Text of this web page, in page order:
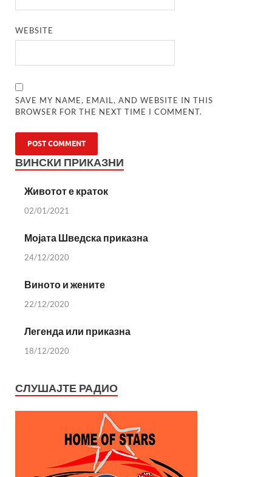
WEBSITE
SAVE MY NAME, EMAIL, AND WEBSITE IN THIS
BROWSER FOR THE NEXT TIME I COMMENT.
ВИНСКИ ПРИКАЗНИ
Животот е краток
02/01/2021
Мојата Шведска приказна
24/12/2020
Виното и жените
22/12/2020
Легенда или приказна
18/12/2020
СЛУШАЈТЕ РАДИО